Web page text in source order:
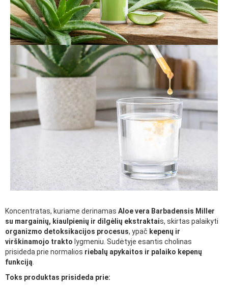
Koncentratas, kuriame derinamas Aloe vera Barbadensis Miller
su margainių, kiaulpienių ir dilgėlių ekstraktais, skirtas palaikyti
organizmo detoksikacijos procesus, ypač kepenų ir
virškinamojo trakto lygmeniu. Sudėtyje esantis cholinas
prisideda prie normalios riebalų apykaitos ir palaiko kepenų
funkciją
Toks produktas prisideda prie: